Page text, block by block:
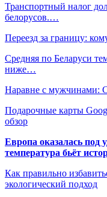
Транспортный налог
белорусов.…
Переезд за границу:
Средняя по Беларуси
ниже…
Наравне с мужчинами:
Подарочные карты
обзор
Европа оказалась под
температура бьёт
Как правильно
экологический подход